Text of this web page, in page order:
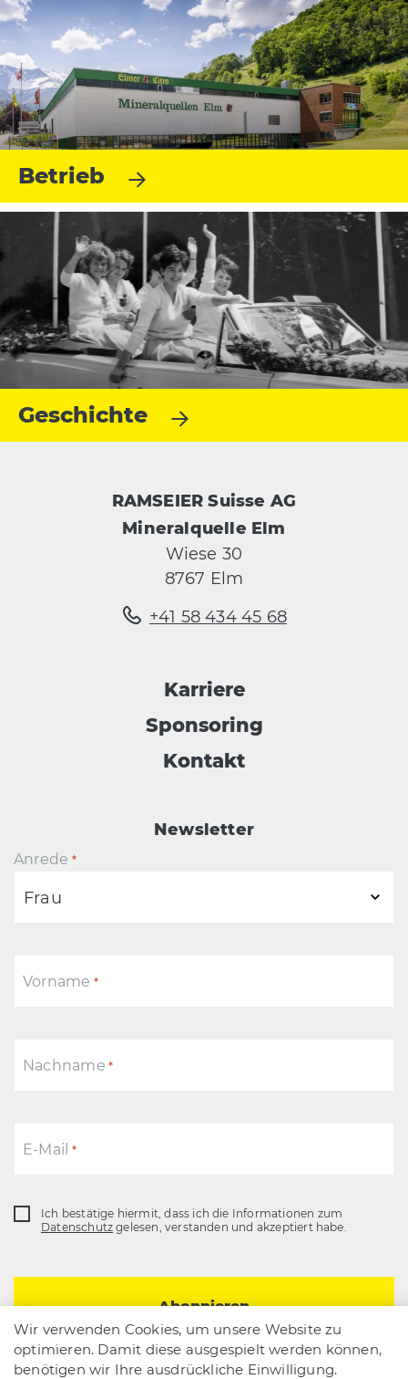
Betrieb
Geschichte
RAMSEIER Suisse AG
Mineralquelle Elm
Wiese 30
8767 Elm
+41 58 434 45 68
Karriere
Sponsoring
Kontakt
Newsletter
Anrede *
Vorname *
Nachname *
E-Mail *
Datenschutz
Ich bestätige hiermit, dass ich die Informationen zum
Datenschutz gelesen, verstanden und akzeptiert habe.
Wir verwenden Cookies, um unsere Website zu
optimieren. Damit diese ausgespielt werden können,
benötigen wir Ihre ausdrückliche Einwilligung.